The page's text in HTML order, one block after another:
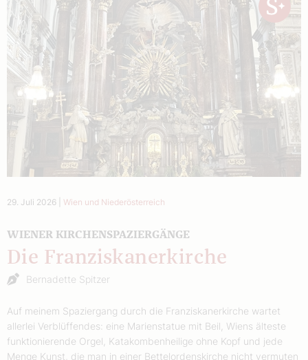
29. Juli 2026 Wien und Niederösterreich
WIENER KIRCHENSPAZIERGÄNGE
Die Franziskanerkirche
Bernadette Spitzer
Auf meinem Spaziergang durch die Franziskanerkirche wartet
allerlei Verblüffendes: eine Marienstatue mit Beil, Wiens älteste
funktionierende Orgel, Katakombenheilige ohne Kopf und jede
Menge Kunst, die man in einer Bettelordenskirche nicht vermuten